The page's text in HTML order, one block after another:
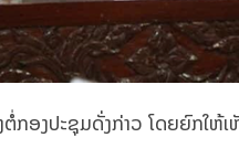
ຕໍ່ກອງປະຊຸມດັ່ງກ່າວ ໂດຍຍົກໃ